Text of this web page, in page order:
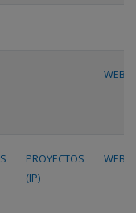
WEB
PROYECTOS
(IP)
WEB